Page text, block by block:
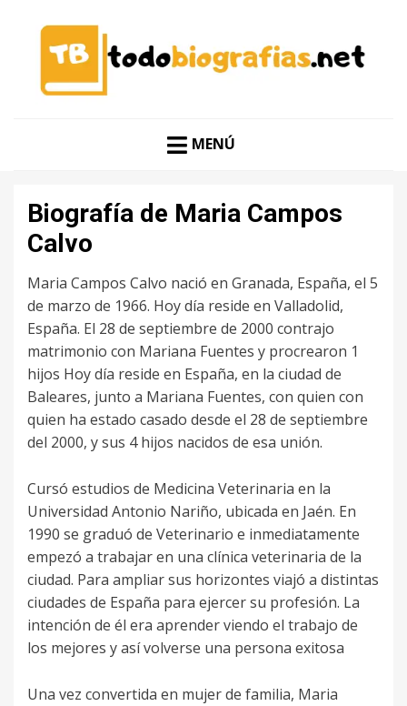
TODO BIOGRAFÍAS
MENÚ
Biografía de Maria Campos
Calvo
Maria Campos Calvo nació en Granada, España, el 5
de marzo de 1966. Hoy día reside en Valladolid,
España. El 28 de septiembre de 2000 contrajo
matrimonio con Mariana Fuentes y procrearon 1
hijos Hoy día reside en España, en la ciudad de
Baleares, junto a Mariana Fuentes, con quien con
quien ha estado casado desde el 28 de septiembre
del 2000, y sus 4 hijos nacidos de esa unión.
Cursó estudios de Medicina Veterinaria en la
Universidad Antonio Nariño, ubicada en Jaén. En
1990 se graduó de Veterinario e inmediatamente
empezó a trabajar en una clínica veterinaria de la
ciudad. Para ampliar sus horizontes viajó a distintas
ciudades de España para ejercer su profesión. La
intención de él era aprender viendo el trabajo de
los mejores y así volverse una persona exitosa
Una vez convertida en mujer de familia, Maria